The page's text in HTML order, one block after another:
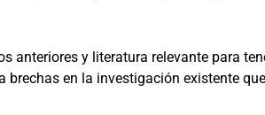
anteriores y literatura relevante para
brechas en la investigación existente